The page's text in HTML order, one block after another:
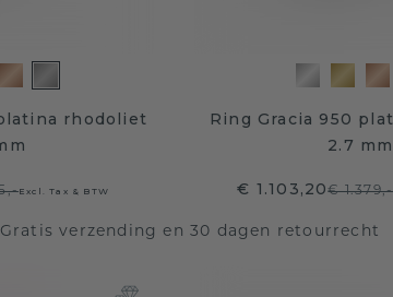
rhodoliet
Excl. Tax & BTW
Ring Gracia 950
2.7 mm
€ 1.103,20€ 1.379,-
Gratis verzending en 30 dagen retourrecht